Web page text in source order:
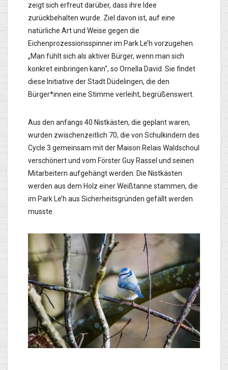
zeigt sich erfreut darüber, dass ihre Idee
zurückbehalten wurde. Ziel davon ist, auf eine
natürliche Art und Weise gegen die
Eichenprozessionsspinner im Park Le’h vorzugehen.
„Man fühlt sich als aktiver Bürger, wenn man sich
konkret einbringen kann“, so Ornella David. Sie findet
diese Initiative der Stadt Düdelingen, die den
Bürger*innen eine Stimme verleiht, begrüßenswert.
Aus den anfangs 40 Nistkästen, die geplant waren,
wurden zwischenzeitlich 70, die von Schulkindern des
Cycle 3 gemeinsam mit der Maison Relais Waldschoul
verschönert und vom Förster Guy Rassel und seinen
Mitarbeitern aufgehängt werden. Die Nistkästen
werden aus dem Holz einer Weißtanne stammen, die
im Park Le’h aus Sicherheitsgründen gefällt werden
musste.